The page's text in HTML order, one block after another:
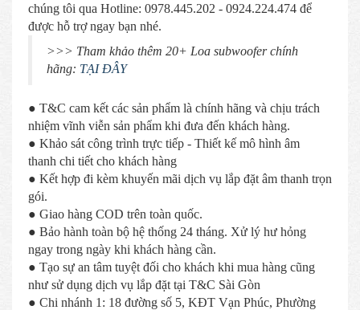
chúng tôi qua Hotline: 0978.445.202 - 0924.224.474 để
được hỗ trợ ngay bạn nhé.
>>> Tham khảo thêm 20+ Loa subwoofer chính
hãng: TẠI ĐÂY
● T&C cam kết các sản phẩm là chính hãng và chịu trách
nhiệm vĩnh viễn sản phẩm khi đưa đến khách hàng.
● Khảo sát công trình trực tiếp - Thiết kế mô hình âm
thanh chi tiết cho khách hàng
● Kết hợp đi kèm khuyến mãi dịch vụ lắp đặt âm thanh trọn
gói.
● Giao hàng COD trên toàn quốc.
● Bảo hành toàn bộ hệ thống 24 tháng. Xử lý hư hỏng
ngay trong ngày khi khách hàng cần.
● Tạo sự an tâm tuyệt đối cho khách khi mua hàng cũng
như sử dụng dịch vụ lắp đặt tại T&C Sài Gòn
● Chi nhánh 1: 18 đường số 5, KĐT Vạn Phúc, Phường